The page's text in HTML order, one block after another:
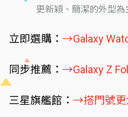
更新穎、簡潔的外型
立即選購： →Galaxy
同步推薦： →Galaxy Z
三星旗艦館： →搭門號更